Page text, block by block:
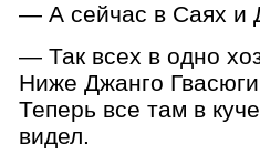
— А сейчас в Саях и
— Так всех в одно
Ниже Джанго
Теперь все там в
видел.